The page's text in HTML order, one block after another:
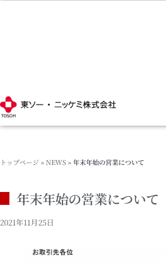
トップページ» NEWS»年末年始の営業について
年末年始の営業について
2021年11月25日